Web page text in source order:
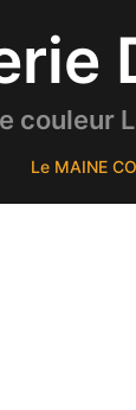
couleur
Le MAINE